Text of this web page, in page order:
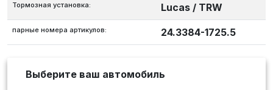
Тормозная установка: Lucas / TRW
парные номера артикулов: 24.3384-1725.5
Выберите ваш автомобиль